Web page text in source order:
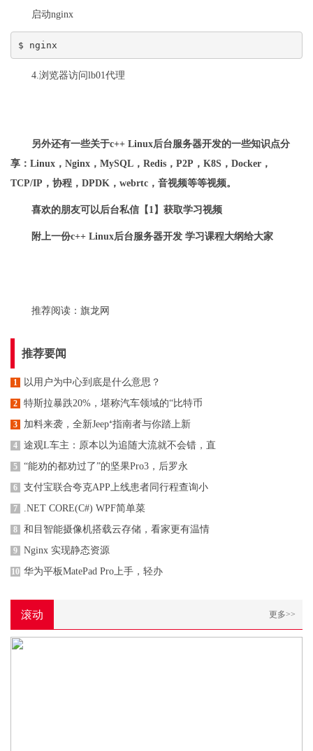
启动nginx
$ nginx
4.浏览器访问lb01代理
另外还有一些关于c++ Linux后台服务器开发的一些知识点分
享：Linux，Nginx，MySQL，Redis，P2P，K8S，Docker，
TCP/IP，协程，DPDK，webrtc，音视频等等视频。
喜欢的朋友可以后台私信【1】获取学习视频
附上一份c++ Linux后台服务器开发 学习课程大纲给大家
推荐阅读： 旗龙网
推荐要闻
1 以用户为中心到底是什么意思？
2 特斯拉暴跌20%，堪称汽车领域的“比特币
3 加料来袭，全新Jeep⁺指南者与你踏上新
4 途观L车主：原本以为追随大流就不会错，直
5 “能劝的都劝过了”的坚果Pro3，后罗永
6 支付宝联合夸克APP上线患者同行程查询小
7 .NET CORE(C#) WPF简单菜
8 和目智能摄像机搭载云存储，看家更有温情
9 Nginx 实现静态资源
10 华为平板MatePad Pro上手，轻办
滚动 更多>>